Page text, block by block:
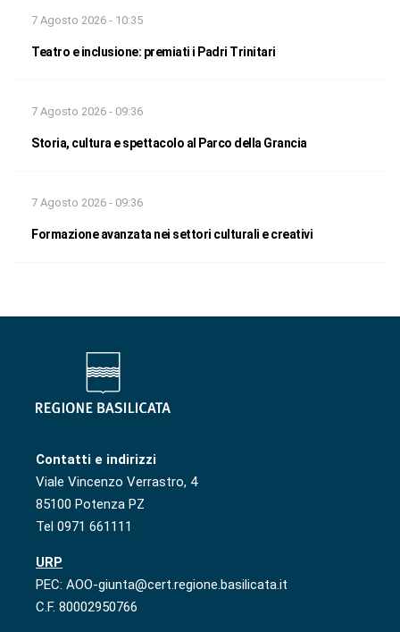
7 Agosto 2026 - 10:35
Teatro e inclusione: premiati i Padri Trinitari
7 Agosto 2026 - 09:36
Storia, cultura e spettacolo al Parco della Grancia
7 Agosto 2026 - 09:36
Formazione avanzata nei settori culturali e creativi
Contatti e indirizzi
Viale Vincenzo Verrastro, 4
85100 Potenza PZ
Tel 0971 661111
URP
PEC: AOO-giunta@cert.regione.basilicata.it
C.F. 80002950766